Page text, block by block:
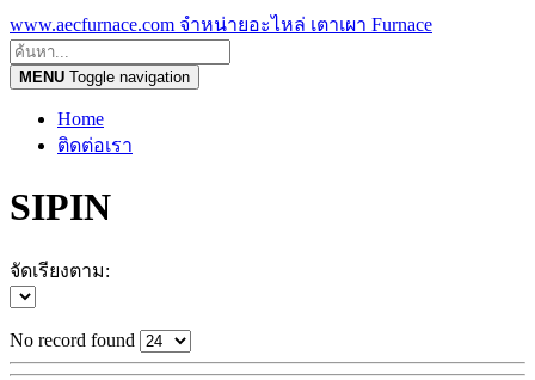
www.aecfurnace.com จำหน่ายอะไหล่ เตาเผา Furnace
MENU Toggle navigation
Home
ติดต่อเรา
SIPIN
จัดเรียงตาม:
No record found